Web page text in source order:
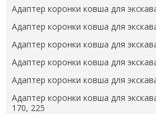
Адаптер коронки ковша для
Адаптер коронки ковша для
Адаптер коронки ковша для
Адаптер коронки ковша для
Адаптер коронки ковша для
Адаптер коронки ковша для
170, 225